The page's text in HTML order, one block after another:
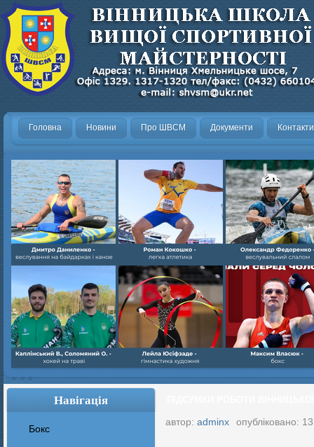
Головна Новини Про ШВСМ Документи Контакти
Навігація
Бокс
автор: adminx опубліковано: